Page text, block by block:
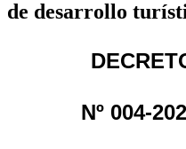
de desarrollo
Nº 004-